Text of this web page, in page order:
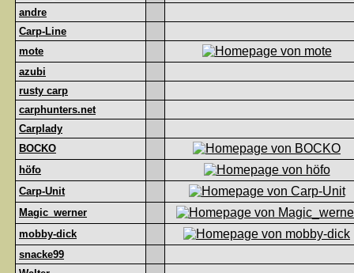
andre
Carp-Line
mote
azubi
rusty carp
carphunters.net
Carplady
BOCKO
höfo
Carp-Unit
Magic_werner
mobby-dick
snacke99